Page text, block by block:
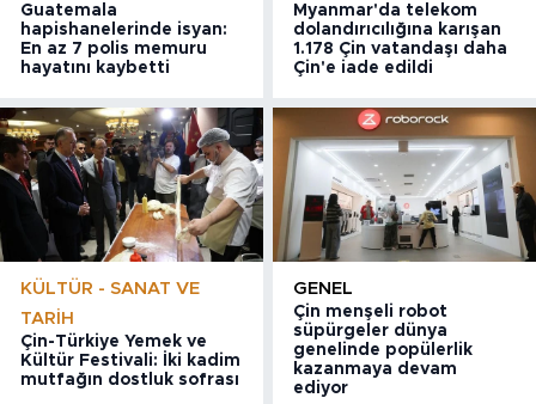
Guatemala
hapishanelerinde isyan:
En az 7 polis memuru
hayatını kaybetti
Myanmar'da telekom
dolandırıcılığına karışan
1.178 Çin vatandaşı daha
Çin'e iade edildi
KÜLTÜR - SANAT VE
TARIH
Çin-Türkiye Yemek ve
Kültür Festivali: İki kadim
mutfağın dostluk sofrası
GENEL
Çin menşeli robot
süpürgeler dünya
genelinde popülerlik
kazanmaya devam
ediyor